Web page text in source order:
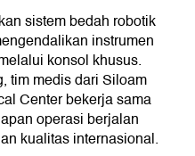
sistem bedah robotik
instrumen
konsol khusus.
tim medis dari Siloam
Center bekerja sama
operasi berjalan
kualitas internasional.